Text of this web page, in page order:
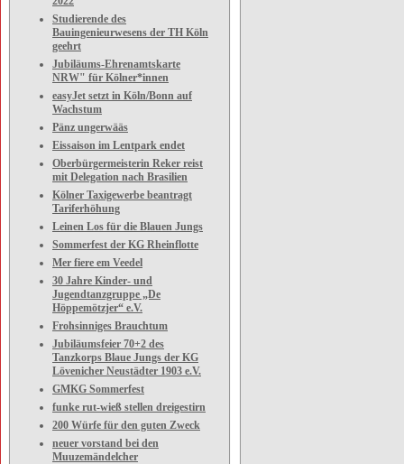
Studierende des
Bauingenieurwesens der TH Köln
geehrt
Jubiläums-Ehrenamtskarte
NRW" für Kölner*innen
easyJet setzt in Köln/Bonn auf
Wachstum
Pänz ungerwääs
Eissaison im Lentpark endet
Oberbürgermeisterin Reker reist
mit Delegation nach Brasilien
Kölner Taxigewerbe beantragt
Tariferhöhung
Leinen Los für die Blauen Jungs
Sommerfest der KG Rheinflotte
Mer fiere em Veedel
30 Jahre Kinder- und
Jugendtanzgruppe „De
Höppemötzjer“ e.V.
Frohsinniges Brauchtum
Jubiläumsfeier 70+2 des
Tanzkorps Blaue Jungs der KG
Lövenicher Neustädter 1903 e.V.
GMKG Sommerfest
funke rut-wieß stellen dreigestirn
200 Würfe für den guten Zweck
neuer vorstand bei den
Muuzemändelcher